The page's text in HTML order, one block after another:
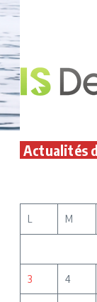
Actualités
L M
3 4